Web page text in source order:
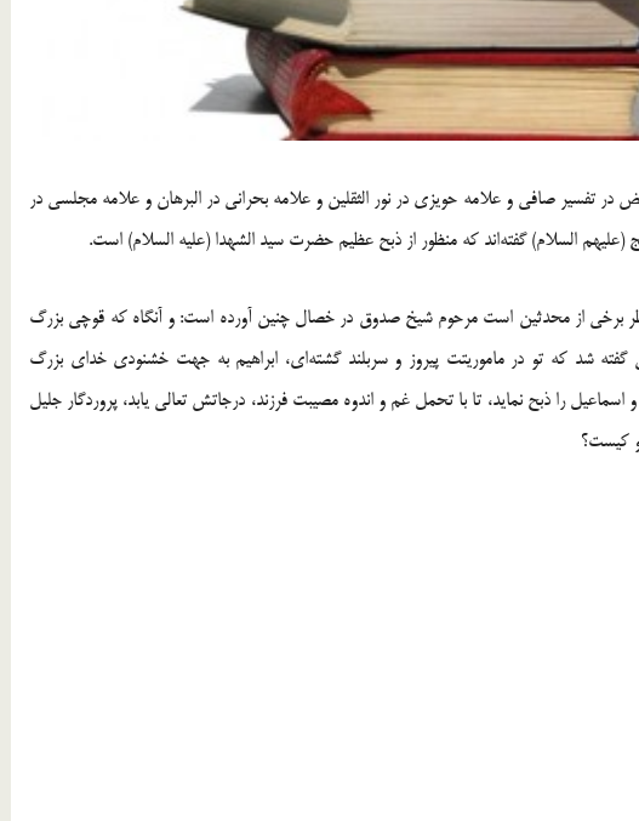
تفسير صافي و علامه حويزي در نور الثقلين و علامه بحراني در البرهان و علامه مجلسي در
(عليهم السلام) گفته‌اند که منظور از ذبح عظيم حضرت سيد الشهدا (عليه السلام) است.
برخي از محدثين است مرحوم شيخ صدوق در خصال چنين آورده است: و آنگاه که قوچي بزرگ
گفته شد که تو در ماموريتت پيروز و سربلند گشته‌اي، ابراهيم به جهت خشنودي خداي بزرگ
را ذبح نمايد، تا با تحمل غم و اندوه مصيبت فرزند، درجاتش تعالي يابد، پروردگار جليل
کيست؟